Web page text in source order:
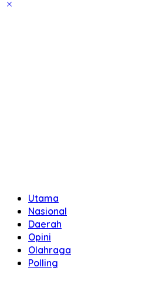
Utama
Nasional
Daerah
Opini
Olahraga
Polling